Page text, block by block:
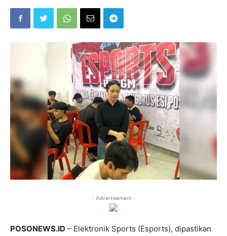
- Advertisement -
POSONEWS.ID – Elektronik Sports (Esports), dipastikan